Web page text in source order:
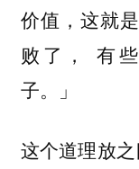
价值，这就
败了， 有
子。
」
这个道理放